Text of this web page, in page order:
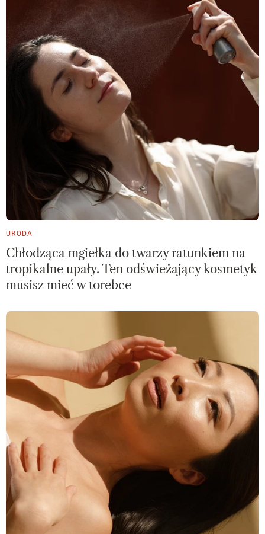
URODA
Chłodząca mgiełka do twarzy ratunkiem na
tropikalne upały. Ten odświeżający kosmetyk
musisz mieć w torebce